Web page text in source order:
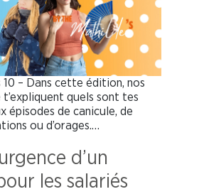
10 – Dans cette édition, nos
quels sont tes
épisodes de canicule, de
ou d’orages.…
d’un
les salariés